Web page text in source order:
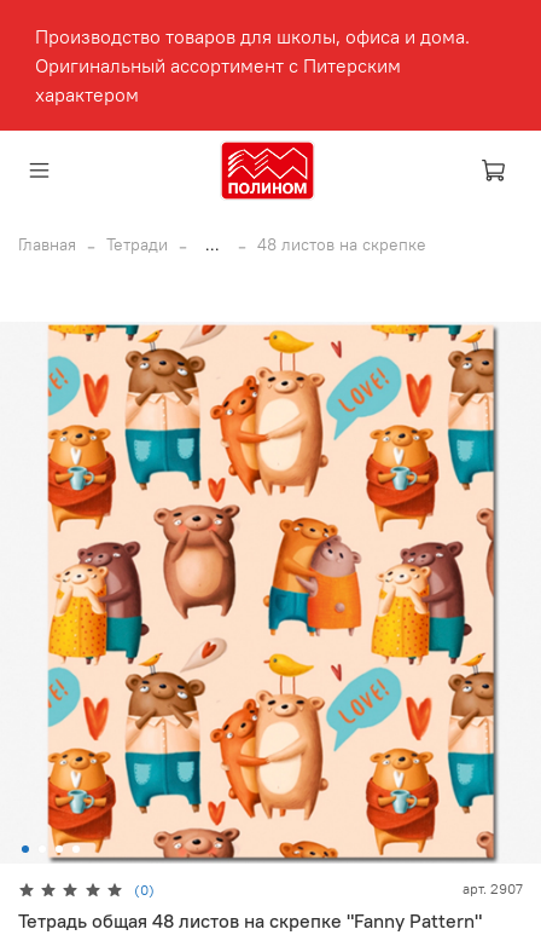
Производство товаров для школы, офиса и дома.
Оригинальный ассортимент с Питерским
характером
Главная Тетради ... 48 листов на скрепке
(0) арт. 2907
Тетрадь общая 48 листов на скрепке "Fanny Pattern"